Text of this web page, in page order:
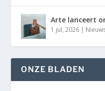
Arte lanceert
1 jul, 2026 |
ONZE BLADEN